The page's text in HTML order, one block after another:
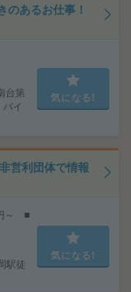
のあるお仕事！
台第
イ
気になる!
営利団体で情報
～ ■
駅徒
気になる!